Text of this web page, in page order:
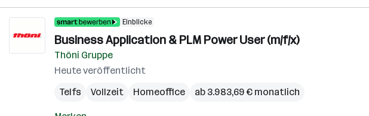
Einblicke
Business Application & PLM Power User (m/f/x)
Thöni Gruppe
Heute veröffentlicht
Telfs
Vollzeit Homeoffice ab 3.983,69 € monatlich